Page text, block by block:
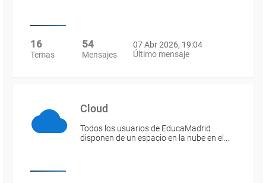
16
Temas
54
Mensajes
07 Abr 2026, 19:04
Último mensaje
Cloud
Todos los usuarios de EducaMadrid
disponen de un espacio en la nube en el…